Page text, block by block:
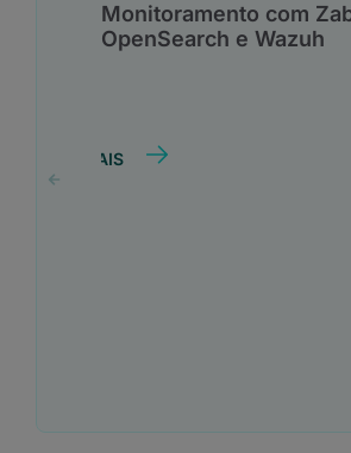
Monitoramento com
OpenSearch e Wazuh
SAIBA MAIS